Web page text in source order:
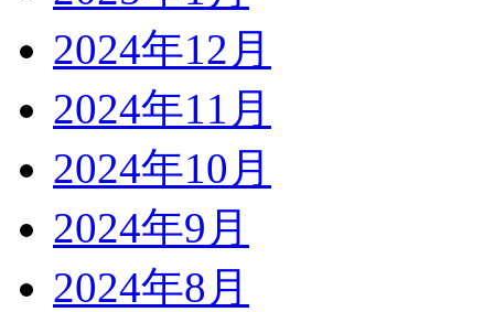
2024年12月
2024年11月
2024年10月
2024年9月
2024年8月